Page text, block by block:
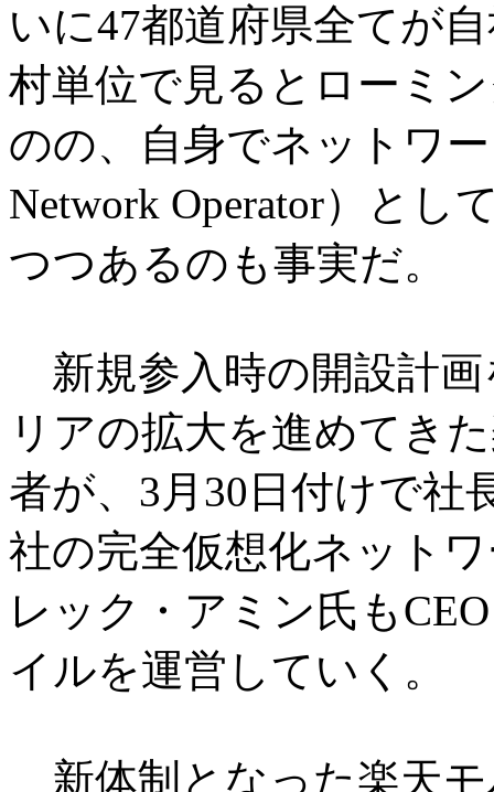
いに47都道府県全てが
村単位で見るとローミ
のの、自身でネットワ
Network Operator）とし
つつあるのも事実だ。
新規参入時の開設計
リアの拡大を進めてき
者が、3月30日付けで社
社の完全仮想化ネット
レック・アミン氏も
イルを運営していく。
新体制となった楽天